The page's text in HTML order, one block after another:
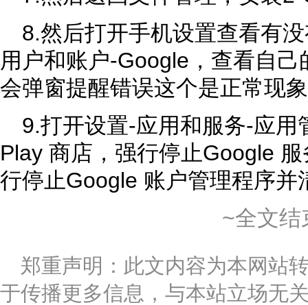
8.然后打开手机设置查看有
用户和账户-Google，查看自
会弹窗提醒错误这个是正常现
9.打开设置-应用和服务-应用
Play 商店，强行停止Google
行停止Google 账户管理程序并
~全文结
郑重声明：此文内容为本网站
于传播更多信息，与本站立场无